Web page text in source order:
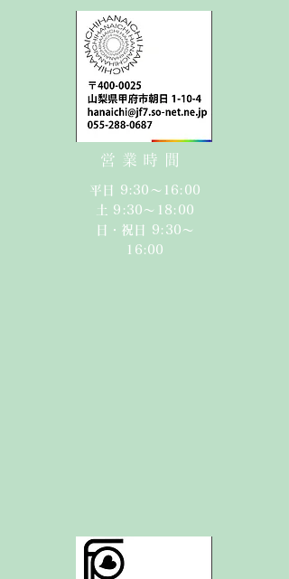
営業時間
平日 9:30〜16:00
​​土 9:30〜18:00​
日・祝日 9:30〜
16:00